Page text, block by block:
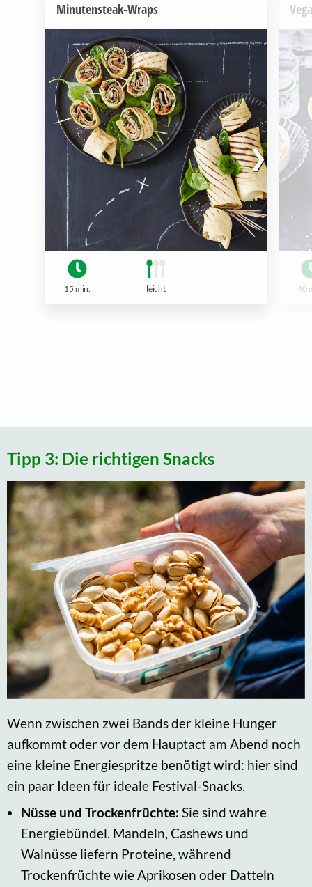
Minutensteak-Wraps
15 min. leicht 40
Tipp 3: Die richtigen Snacks
Wenn zwischen zwei Bands der kleine Hunger
aufkommt oder vor dem Hauptact am Abend noch
eine kleine Energiespritze benötigt wird: hier sind
ein paar Ideen für ideale Festival-Snacks.
Nüsse und Trockenfrüchte: Sie sind wahre
Energiebündel. Mandeln, Cashews und
Walnüsse liefern Proteine, während
Trockenfrüchte wie Aprikosen oder Datteln